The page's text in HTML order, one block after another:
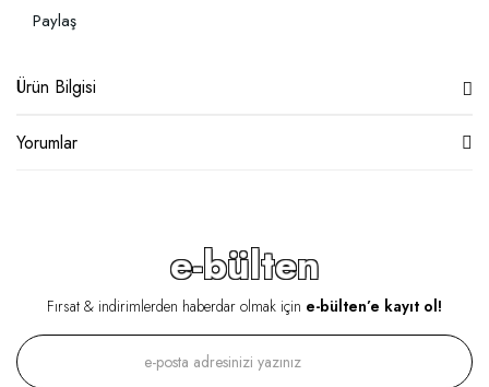
Paylaş
Ürün Bilgisi
Yorumlar
e-bülten
Fırsat & indirimlerden haberdar olmak için e-bülten’e kayıt ol!